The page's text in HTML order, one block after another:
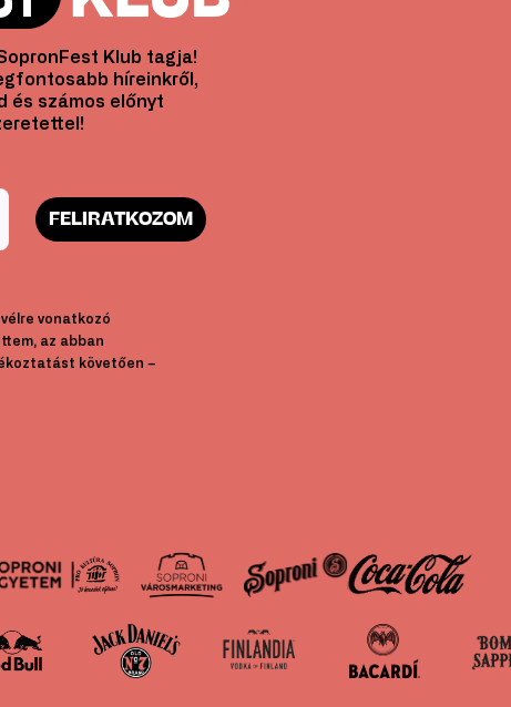
Klub tagja!
híreinkről,
és számos előnyt
FELIRATKOZOM
vonatkozó
az abban
követően –